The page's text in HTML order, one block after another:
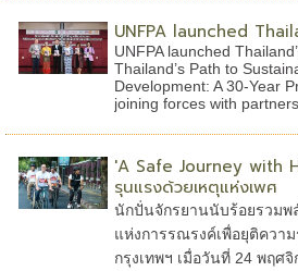
UNFPA launched
UNFPA launched
Thailand’s Path to
Development: A 30-Year
joining forces with partners
'A Safe Journey with
รุนแรงด้วยเหตุแห่งเพศ
นักปั่นจักรยานนับร้อยรวมพ
แห่งการรณรงค์เพื่อยุติควา
กรุงเทพฯ เมื่อวันที่ 24 พฤศ